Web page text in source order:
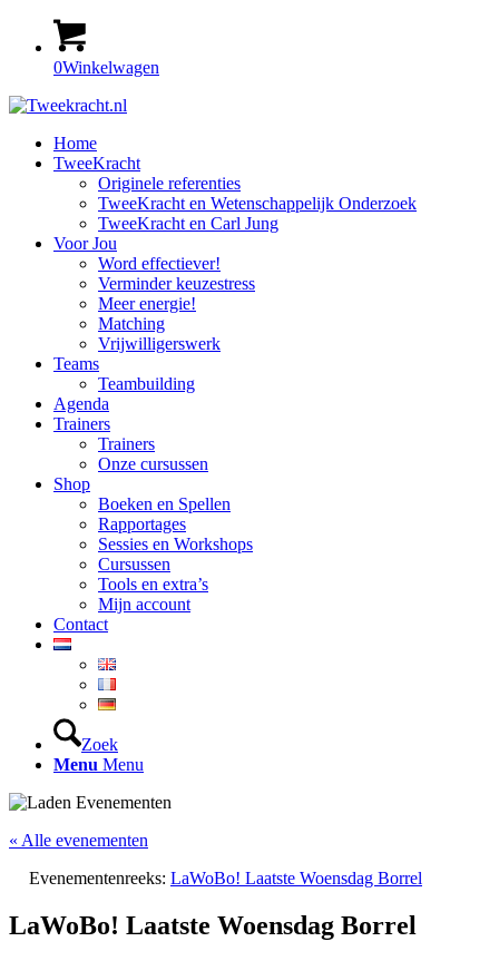
0Winkelwagen
Home
TweeKracht
Originele referenties
TweeKracht en Wetenschappelijk Onderzoek
TweeKracht en Carl Jung
Voor Jou
Word effectiever!
Verminder keuzestress
Meer energie!
Matching
Vrijwilligerswerk
Teams
Teambuilding
Agenda
Trainers
Trainers
Onze cursussen
Shop
Boeken en Spellen
Rapportages
Sessies en Workshops
Cursussen
Tools en extra’s
Mijn account
Contact
Zoek
Menu Menu
« Alle evenementen
Evenementenreeks: LaWoBo! Laatste Woensdag Borrel
LaWoBo! Laatste Woensdag Borrel